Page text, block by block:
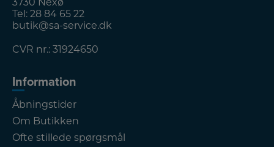
3730 Nexø
Tel: 28 84 65 22
butik@sa-service.dk
CVR nr.: 31924650
Information
Åbningstider
Om Butikken
Ofte stillede spørgsmål